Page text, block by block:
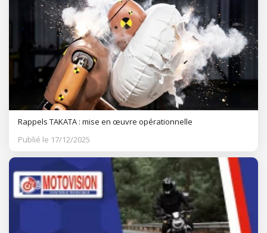
Rappels TAKATA : mise en œuvre opérationnelle
Publié le 17/12/2025